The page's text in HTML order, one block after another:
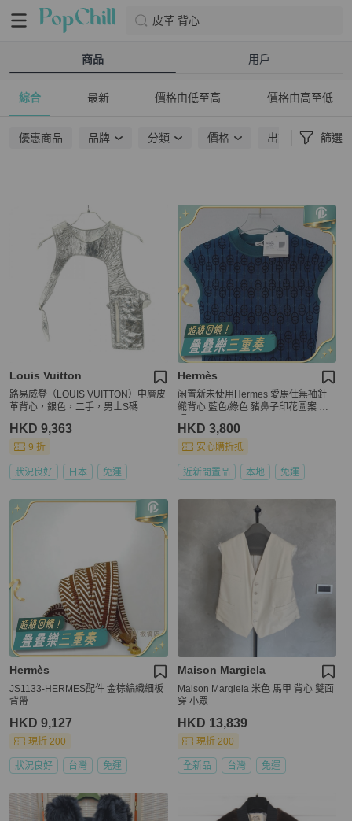
皮革 背心
商品 用戶
綜合 最新 價格由低至高 價格由高至低
優惠商品 品牌 分類 價格 出貨地點 篩選
Louis Vuitton
路易威登（LOUIS VUITTON）中層皮
革背心，銀色，二手，男士S碼
HKD 9,363
9 折
狀況良好 日本 免運
Hermès
闲置新未使用Hermes 愛馬仕無袖針
織背心 藍色/綠色 豬鼻子印花圖案 尺
HKD 3,800
安心購折抵
近新閒置品 本地 免運
Hermès
JS1133-HERMES配件 金棕編織細板
背帶
HKD 9,127
現折 200
狀況良好 台灣 免運
Maison Margiela
Maison Margiela 米色 馬甲 背心 雙面
穿 小眾
HKD 13,839
現折 200
全新品 台灣 免運